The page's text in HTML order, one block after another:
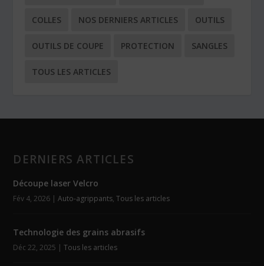
COLLES NOS DERNIERS ARTICLES OUTILS
OUTILS DE COUPE PROTECTION SANGLES
TOUS LES ARTICLES
DERNIERS ARTICLES
Découpe laser Velcro
Fév 4, 2026 |Auto-agrippants,Tous les articles
Technologie des grains abrasifs
Déc 22, 2025 |Tous les articles